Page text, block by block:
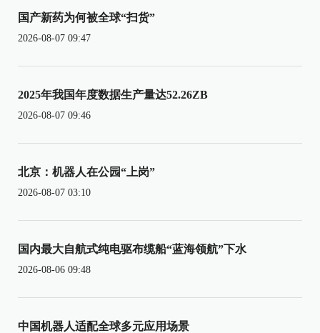
国产新药为何被全球“扫货”
2026-08-07 09:47
2025年我国年度数据生产量达52.26ZB
2026-08-07 09:46
北京：机器人在公园“上岗”
2026-08-07 03:10
国内最大自航式纯电驱布缆船“蓝海领航”下水
2026-08-06 09:48
中国机器人适配全球多元应用场景